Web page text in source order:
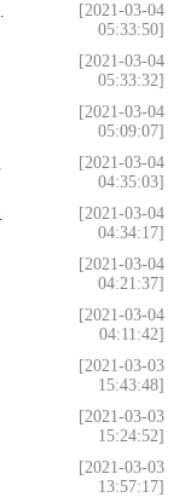
[2021-03-04
05:33:50]
[2021-03-04
05:33:32]
[2021-03-04
05:09:07]
[2021-03-04
04:35:03]
[2021-03-04
04:34:17]
[2021-03-04
04:21:37]
[2021-03-04
04:11:42]
[2021-03-03
15:43:48]
[2021-03-03
15:24:52]
[2021-03-03
13:57:17]